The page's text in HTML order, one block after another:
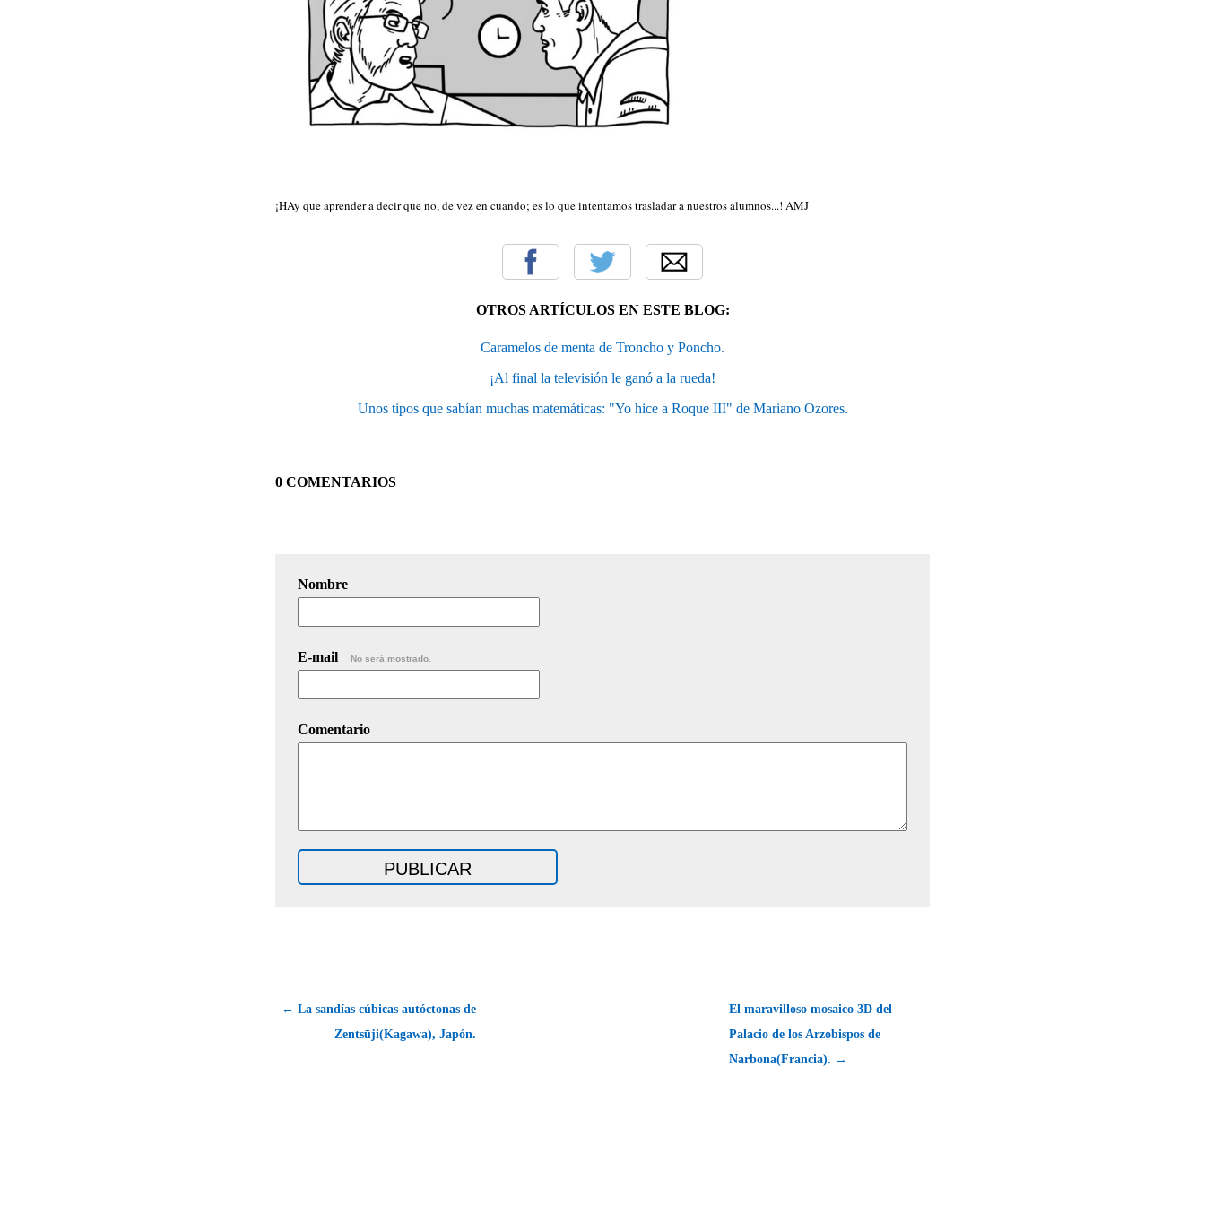
¡HAy que aprender a decir que no, de vez en cuando; es lo que intentamos trasladar a nuestros alumnos...! AMJ
OTROS ARTÍCULOS EN ESTE BLOG:
Caramelos de menta de Troncho y Poncho.
¡Al final la televisión le ganó a la rueda!
Unos tipos que sabían muchas matemáticas: "Yo hice a Roque III" de Mariano Ozores.
0 COMENTARIOS
Nombre
E-mail No será mostrado.
Comentario
← La sandías cúbicas autóctonas de
Zentsūji(Kagawa), Japón.
El maravilloso mosaico 3D del
Palacio de los Arzobispos de
Narbona(Francia). →